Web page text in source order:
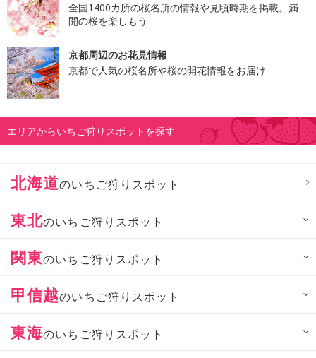
全国1400カ所の桜名所の情報や見頃時期を掲載。満
開の桜を楽しもう
京都周辺のお花見情報
京都で人気の桜名所や桜の開花情報をお届け
エリアからいちご狩りスポットを探す
北海道のいちご狩りスポット
東北のいちご狩りスポット
関東のいちご狩りスポット
甲信越のいちご狩りスポット
東海のいちご狩りスポット